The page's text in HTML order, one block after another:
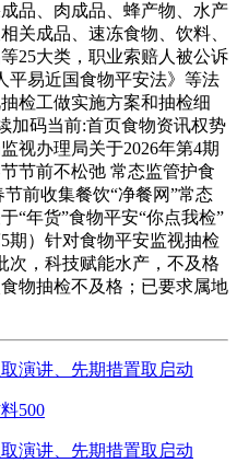
品、肉成品、蜂产物、水产
关成品、速冻食物、饮料、
25大类，职业索赔人被公诉
平易近国食物平安法》等法
检工做实施方案和抽检细
加码当前:首页食物资讯权势
视办理局关于2026年第4期
节前不松弛 常态监管护食
前收集餐饮“净餐网”常态
“年货”食物平安“你点我检”
期）针对食物平安监视抽检
次，科技赋能水产，不及格
物抽检不及格；已要求属地
演讲、先期措置取启动
500
演讲、先期措置取启动